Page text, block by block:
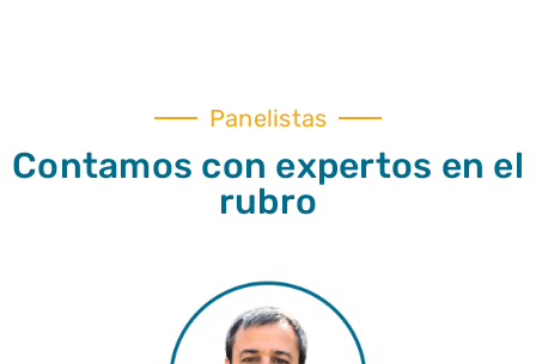
Panelistas
Contamos con expertos en el
rubro